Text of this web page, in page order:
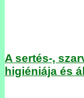
A sertés-,
higiéniája és